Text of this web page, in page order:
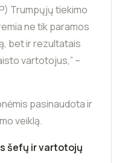
Trumpųjų tiekimo
ne tik paramos
bet ir rezultatais
vartotojus,” –
pasinaudota ir
veiklą.
šefų ir vartotojų